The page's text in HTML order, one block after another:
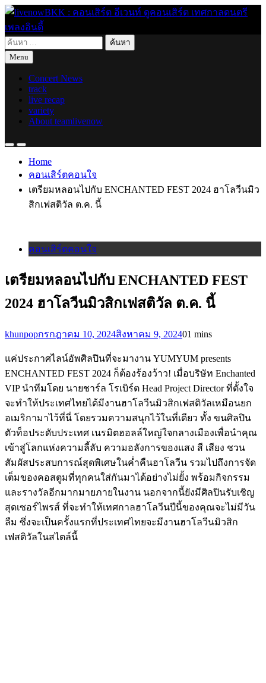
Skip
content
livenowBKK : คอนเสิร์ต อีเวนท์ ดูคอนเสิร์ต เทศกาลดนตรี เพลง
อินดี้
live for today
ค้นหา
สำหรับ:
Menu
Concert News
track
live recap
variety
About teamlivenow
Home
คอนเสิร์ตคอนใจ
เตรียมหลอนไปกับ ENCHANTED FEST 2024 ฮาโลวีนมิว
สิกเฟสติวัล ต.ค. นี้
คอนเสิร์ตคอนใจ
เตรียมหลอนไปกับ ENCHANTED FEST
2024 ฮาโลวีนมิวสิกเฟสติวัล ต.ค. นี้
khunpopกรกฎาคม 10, 2024สิงหาคม 9, 202401 mins
แค่ประกาศไลน์อัพศิลปินที่จะมางาน YUMYUM presents
ENCHANTED FEST 2024 ก็ต้องร้องว้าว! เมื่อบริษัท Enchanted
VIP นำทีมโดย นายชาร์ล โรเบิร์ต Head Project Director ที่ตั้งใจ
จะทำให้ประเทศไทยได้มีงานฮาโลวีนมิวสิกเฟสติวัลเหมือนยก
อเมริกามาไว้ที่นี่ โดยรวมความสนุกไว้ในที่เดียว ทั้ง ขนศิลปิน
ตัวท็อประดับประเทศ เนรมิตฮอลล์ใหญ่ใจกลางเมืองเพื่อนำคุณ
เข้าสู่โลกแห่งความลี้ลับ ความอลังการของแสง สี เสียง ชวน
สัมผัสประสบการณ์สุดพิเศษในค่ำคืนฮาโลวีน รวมไปถึงการจัด
เต็มของคอสตูมที่ทุกคนใส่กันมาได้อย่างไม่ยั้ง พร้อมกิจกรรม
และรางวัลอีกมากมายภายในงาน นอกจากนี้ยังมีศิลปินรับเชิญ
สุดเซอร์ไพรส์ ที่จะทำให้เทศกาลฮาโลวีนปีนี้ของคุณจะไม่มีวัน
ลืม ซึ่งจะเป็นครั้งแรกที่ประเทศไทยจะมีงานฮาโลวีนมิวสิก
เฟสติวัลในสไตล์นี้